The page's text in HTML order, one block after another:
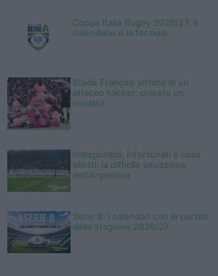
Coppa Italia Rugby 2026/27: il
calendario e la formula
Stade Français vittima di un
attacco hacker, chiesto un
riscatto
Indisponibili, infortunati e caso
Miotti: la difficile situazione
dell'Argentina
Serie B: I calendari con le partite
della stagione 2026/27